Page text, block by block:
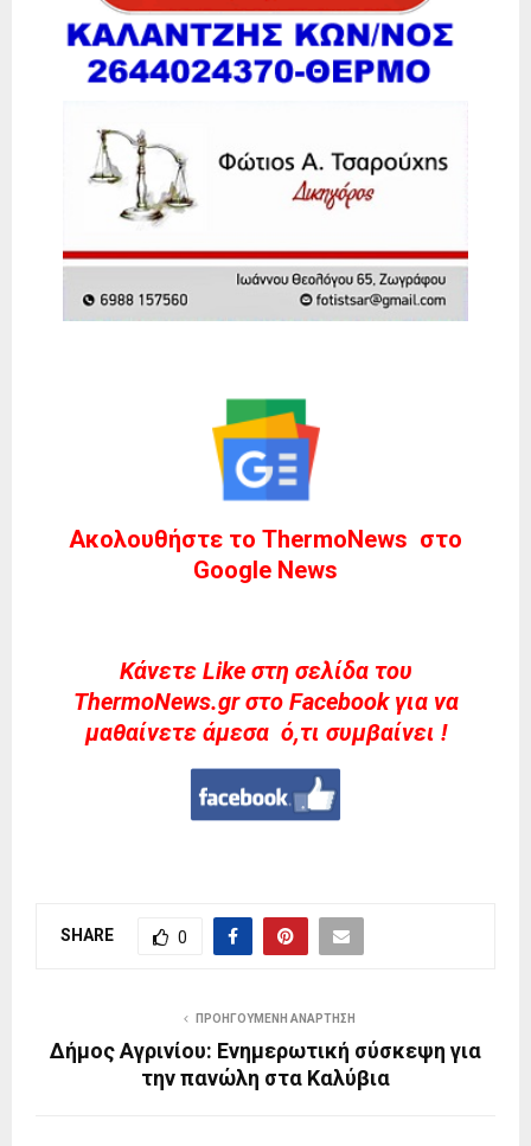
Ακολουθήστε το ThermoNews στο
Google News
Kάνετε Like στη σελίδα του
ThermoNews.gr στο Facebook για να
μαθαίνετε άμεσα ό,τι συμβαίνει !
SHARE 0
ΠΡΟΗΓΟΎΜΕΝΗ ΑΝΆΡΤΗΣΗ
Δήμος Αγρινίου: Ενημερωτική σύσκεψη για
την πανώλη στα Καλύβια